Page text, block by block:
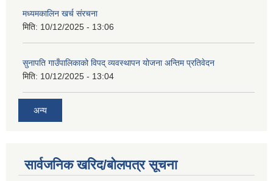
मध्यमकालिन खर्च संरचना
मिति: 10/12/2025 - 13:06
सुनापति गाउँपालिकाको विपद् व्यवस्थापन योजना अन्तिम प्रतिवेदन
मिति: 10/12/2025 - 13:04
अन्य
सार्वजनिक खरिद/बोलपत्र सूचना